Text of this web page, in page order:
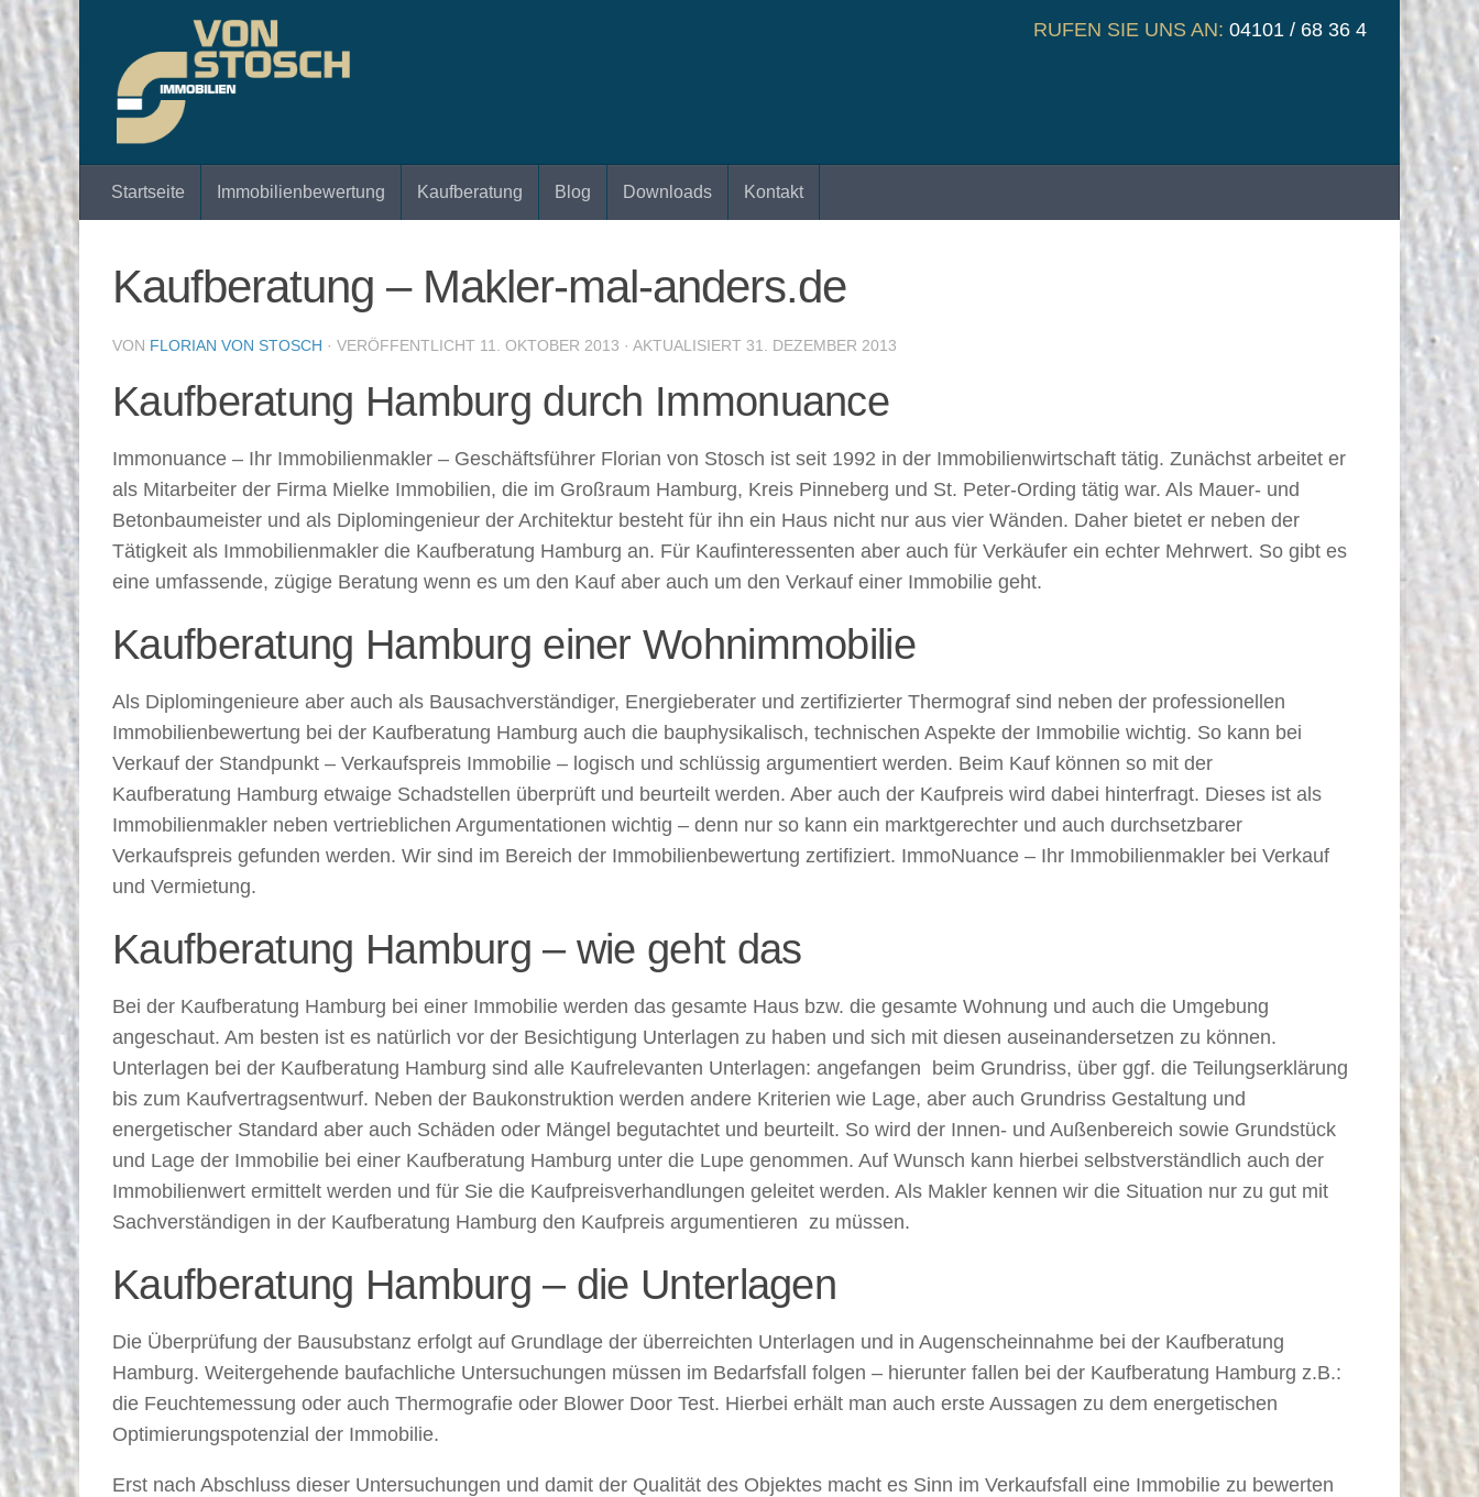
Zum Inhalt springen RUFEN SIE UNS AN: 04101 / 68 36 4
Startseite Immobilienbewertung Kaufberatung Blog Downloads Kontakt
Kaufberatung – Makler-mal-anders.de
VON FLORIAN VON STOSCH · VERÖFFENTLICHT 11. OKTOBER 2013 · AKTUALISIERT 31. DEZEMBER 2013
Kaufberatung Hamburg durch Immonuance
Immonuance – Ihr Immobilienmakler – Geschäftsführer Florian von Stosch ist seit 1992 in der Immobilienwirtschaft tätig. Zunächst arbeitet er
als Mitarbeiter der Firma Mielke Immobilien, die im Großraum Hamburg, Kreis Pinneberg und St. Peter-Ording tätig war. Als Mauer- und
Betonbaumeister und als Diplomingenieur der Architektur besteht für ihn ein Haus nicht nur aus vier Wänden. Daher bietet er neben der
Tätigkeit als Immobilienmakler die Kaufberatung Hamburg an. Für Kaufinteressenten aber auch für Verkäufer ein echter Mehrwert. So gibt es
eine umfassende, zügige Beratung wenn es um den Kauf aber auch um den Verkauf einer Immobilie geht.
Kaufberatung Hamburg einer Wohnimmobilie
Als Diplomingenieure aber auch als Bausachverständiger, Energieberater und zertifizierter Thermograf sind neben der professionellen
Immobilienbewertung bei der Kaufberatung Hamburg auch die bauphysikalisch, technischen Aspekte der Immobilie wichtig. So kann bei
Verkauf der Standpunkt – Verkaufspreis Immobilie – logisch und schlüssig argumentiert werden. Beim Kauf können so mit der
Kaufberatung Hamburg etwaige Schadstellen überprüft und beurteilt werden. Aber auch der Kaufpreis wird dabei hinterfragt. Dieses ist als
Immobilienmakler neben vertrieblichen Argumentationen wichtig – denn nur so kann ein marktgerechter und auch durchsetzbarer
Verkaufspreis gefunden werden. Wir sind im Bereich der Immobilienbewertung zertifiziert. ImmoNuance – Ihr Immobilienmakler bei Verkauf
und Vermietung.
Kaufberatung Hamburg – wie geht das
Bei der Kaufberatung Hamburg bei einer Immobilie werden das gesamte Haus bzw. die gesamte Wohnung und auch die Umgebung
angeschaut. Am besten ist es natürlich vor der Besichtigung Unterlagen zu haben und sich mit diesen auseinandersetzen zu können.
Unterlagen bei der Kaufberatung Hamburg sind alle Kaufrelevanten Unterlagen: angefangen beim Grundriss, über ggf. die Teilungserklärung
bis zum Kaufvertragsentwurf. Neben der Baukonstruktion werden andere Kriterien wie Lage, aber auch Grundriss Gestaltung und
energetischer Standard aber auch Schäden oder Mängel begutachtet und beurteilt. So wird der Innen- und Außenbereich sowie Grundstück
und Lage der Immobilie bei einer Kaufberatung Hamburg unter die Lupe genommen. Auf Wunsch kann hierbei selbstverständlich auch der
Immobilienwert ermittelt werden und für Sie die Kaufpreisverhandlungen geleitet werden. Als Makler kennen wir die Situation nur zu gut mit
Sachverständigen in der Kaufberatung Hamburg den Kaufpreis argumentieren zu müssen.
Kaufberatung Hamburg – die Unterlagen
Die Überprüfung der Bausubstanz erfolgt auf Grundlage der überreichten Unterlagen und in Augenscheinnahme bei der Kaufberatung
Hamburg. Weitergehende baufachliche Untersuchungen müssen im Bedarfsfall folgen – hierunter fallen bei der Kaufberatung Hamburg z.B.:
die Feuchtemessung oder auch Thermografie oder Blower Door Test. Hierbei erhält man auch erste Aussagen zu dem energetischen
Optimierungspotenzial der Immobilie.
Erst nach Abschluss dieser Untersuchungen und damit der Qualität des Objektes macht es Sinn im Verkaufsfall eine Immobilie zu bewerten